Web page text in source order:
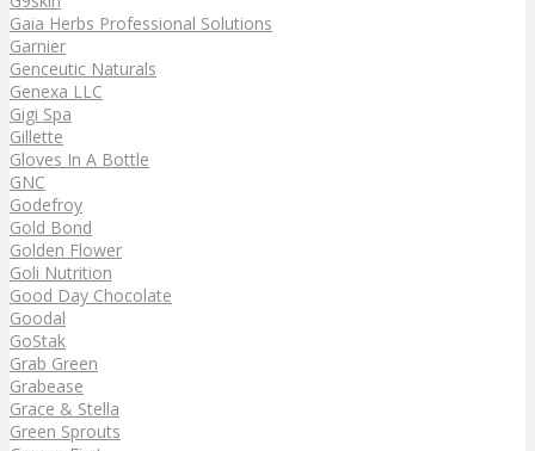
Gaia Herbs Professional Solutions
Garnier
Genceutic Naturals
Genexa LLC
Gigi Spa
Gillette
Gloves In A Bottle
GNC
Godefroy
Gold Bond
Golden Flower
Goli Nutrition
Good Day Chocolate
Goodal
GoStak
Grab Green
Grabease
Grace & Stella
Green Sprouts